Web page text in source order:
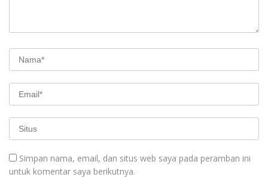
Simpan nama, email, dan situs web saya pada peramban ini
untuk komentar saya berikutnya.